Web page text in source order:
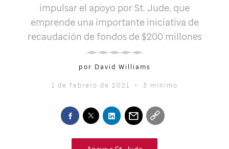
impulsar el apoyo por St. Jude, que
emprende una importante iniciativa de
recaudación de fondos de $200 millones
por David Williams
1 de febrero de 2021 • 3 mínimo